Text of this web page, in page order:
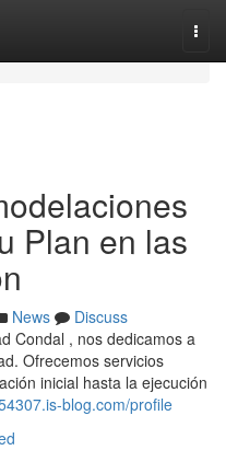
Plan en las
News
Discuss
Condal , nos dedicamos a
Ofrecemos servicios
inicial hasta la ejecución
blog.com/profile